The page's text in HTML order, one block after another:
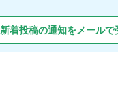
新着投稿の通知をメールで